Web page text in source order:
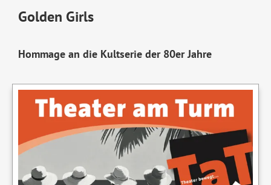
Golden Girls
Hommage an die Kultserie der 80er Jahre